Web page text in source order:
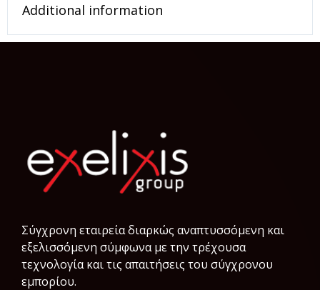
Additional information
Σύγχρονη εταιρεία διαρκώς αναπτυσσόμενη και
εξελισσόμενη σύμφωνα µε την τρέχουσα
τεχνολογία και τις απαιτήσεις του σύγχρονου
εμπορίου.